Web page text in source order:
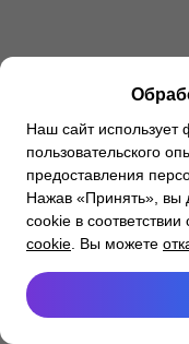
Наш сайт
пользовательского
предоставления
Нажав «Принять», вы
cookie в соответствии
cookie . Вы можете